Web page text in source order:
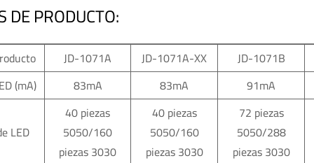
DE PRODUCTO:
JD-1071A JD-1071A-XX
JD-1071B
(mA)
83mA 83mA 91mA
LED
40 piezas
5050/160
piezas 3030
40 piezas
5050/160
piezas 3030
72 piezas
5050/288
piezas 3030